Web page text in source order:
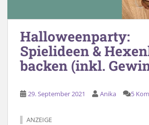
Halloweenparty:
Spielideen &
backen (inkl.
29. September 2021 Anika 5
ANZEIGE